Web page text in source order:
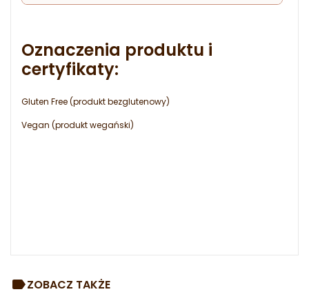
Oznaczenia produktu i
certyfikaty:
Gluten Free (produkt bezglutenowy)
Vegan (produkt wegański)
ZOBACZ TAKŻE